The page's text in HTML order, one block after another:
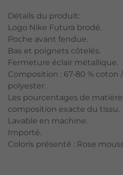
Détails du produit:
Logo Nike Futura brodé.
Poche avant fendue.
Bas et poignets côtelés.
Fermeture éclair métallique.
Composition : 67-80 % coton
polyester.
Les pourcentages de
composition exacte du tissu.
Lavable en machine.
Importé.
Coloris présenté : Rose